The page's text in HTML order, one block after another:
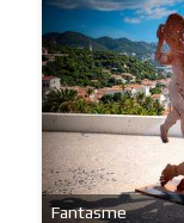
Fantasme